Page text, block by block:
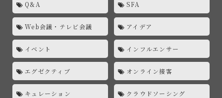
Q&A SFA
Web会議・テレビ会議 アイデア
イベント インフルエンサー
エグゼクティブ オンライン接客
キュレーション クラウドソーシング